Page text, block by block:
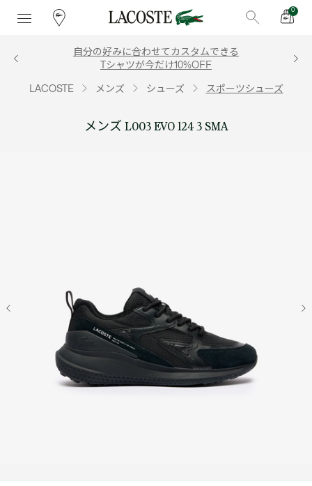
0
自分の好みに合わせてカスタムできる
Tシャツが今だけ10%OFF
LACOSTE メンズ シューズ スポーツシューズ
メンズ L003 EVO 124 3 SMA